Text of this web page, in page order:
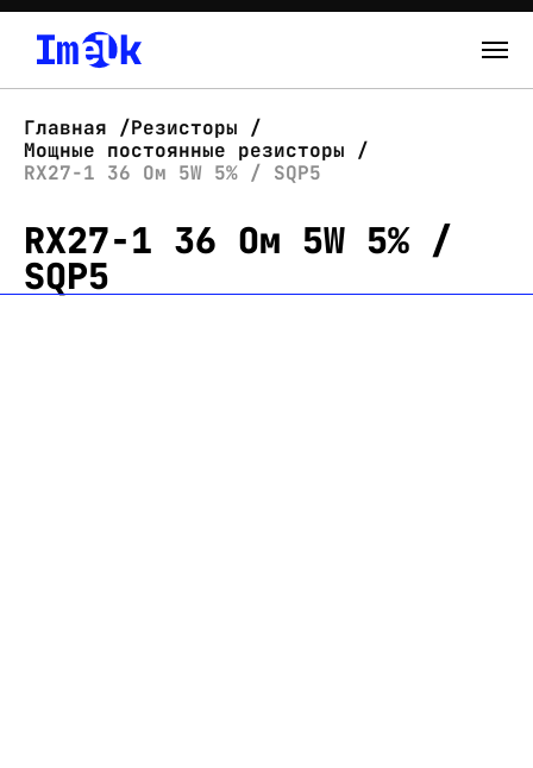
О нас
Новости
Склад
Главная
Резисторы
Мощные постоянные резисторы
RX27-1 36 Ом 5W 5% / SQP5
RX27-1 36 Ом 5W 5% /
SQP5